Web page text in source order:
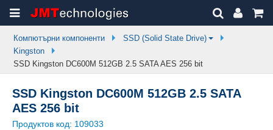
Компютърни компоненти
SSD (Solid State Drive)
Kingston
SSD Kingston DC600M 512GB 2.5 SATA AES 256 bit
SSD Kingston DC600M 512GB 2.5 SATA
AES 256 bit
Продуктов код: 109033